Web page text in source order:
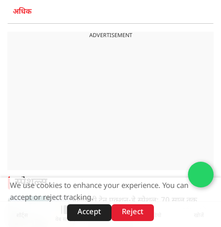
अधिक
ADVERTISEMENT
स्पेशल्स
काकोरी ट्रेन एक्शन-डे स्पेशल: 70 साल तक
बेबस रही शहीद की धरती, फिर CM योगी ने मिटा
दिया तीन पीढ़ियों का दर्द
वेब स्टोरीज़
We use cookies to enhance your experience. You can
accept or reject tracking.
Accept
Reject